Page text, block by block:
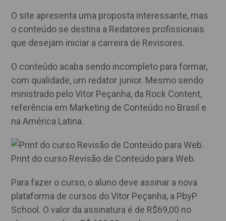
O site apresenta uma proposta interessante, mas
o conteúdo se destina a Redatores profissionais
que desejam iniciar a carreira de Revisores.
O conteúdo acaba sendo incompleto para formar,
com qualidade, um redator junior. Mesmo sendo
ministrado pelo Vitor Peçanha, da Rock Content,
referência em Marketing de Conteúdo no Brasil e
na América Latina.
Print do curso Revisão de Conteúdo para Web.
Para fazer o curso, o aluno deve assinar a nova
plataforma de cursos do Vitor Peçanha, a PbyP
School. O valor da assinatura é de R$69,00 no